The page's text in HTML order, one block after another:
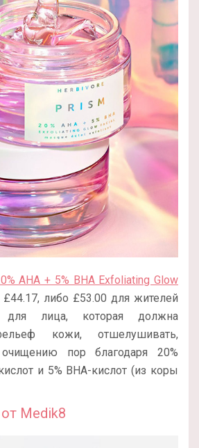
AHA + 5% BHA Exfoliating Glow
£44.17, либо £53.00 для жителей
лица, которая должна
кожи, отшелушивать,
очищению пор благодаря 20%
и 5% BHA-кислот (из коры
Medik8